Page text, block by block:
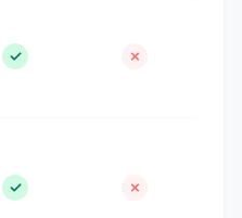
✓ ✗
✓ ✗